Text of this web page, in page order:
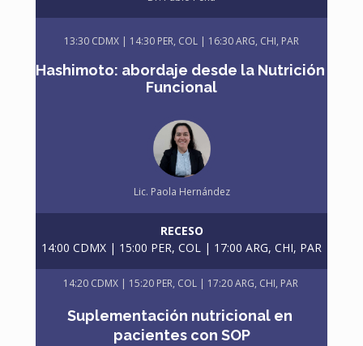
Suplementación nutricional en
pacientes con SOP
Hashimoto: abordaje desde la Nutrición
Funcional
Lic. Paola Hernández
13:30 CDMX | 14:30 PER, COL | 16:30 ARG, CHI, PAR
RECESO
14:00 CDMX | 15:00 PER, COL | 17:00 ARG, CHI, PAR
14:20 CDMX | 15:20 PER, COL | 17:20 ARG, CHI, PAR